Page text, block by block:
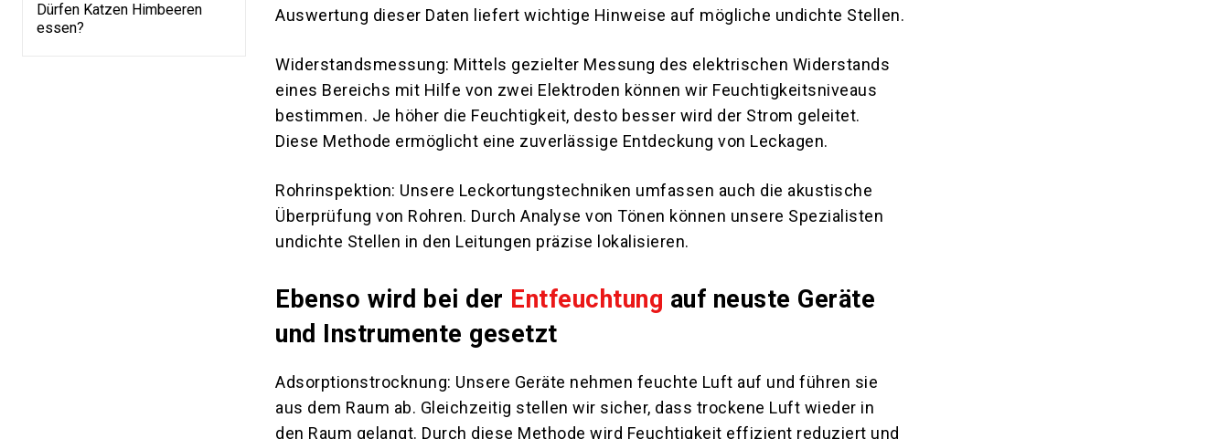
Dürfen Katzen Himbeeren
essen?
Auswertung dieser Daten liefert wichtige Hinweise auf mögliche undichte Stellen.
Widerstandsmessung: Mittels gezielter Messung des elektrischen Widerstands
eines Bereichs mit Hilfe von zwei Elektroden können wir Feuchtigkeitsniveaus
bestimmen. Je höher die Feuchtigkeit, desto besser wird der Strom geleitet.
Diese Methode ermöglicht eine zuverlässige Entdeckung von Leckagen.
Rohrinspektion: Unsere Leckortungstechniken umfassen auch die akustische
Überprüfung von Rohren. Durch Analyse von Tönen können unsere Spezialisten
undichte Stellen in den Leitungen präzise lokalisieren.
Ebenso wird bei der Entfeuchtung auf neuste Geräte
und Instrumente gesetzt
Adsorptionstrocknung: Unsere Geräte nehmen feuchte Luft auf und führen sie
aus dem Raum ab. Gleichzeitig stellen wir sicher, dass trockene Luft wieder in
den Raum gelangt. Durch diese Methode wird Feuchtigkeit effizient reduziert und